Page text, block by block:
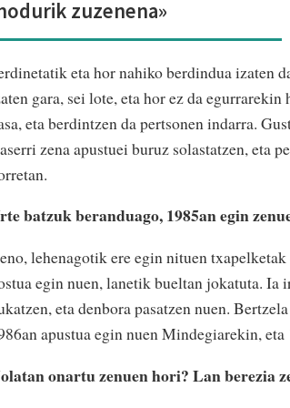
zuzenena»
eta hor nahiko berdindua izaten
gara, sei lote, eta hor ez da
eta berdintzen da pertsonen indarra.
zena apustuei buruz solastatzen, eta
batzuk beranduago, 1985an egin
lehenagotik ere egin nituen
egin nuen, lanetik bueltan jokatuta. Ia
eta denbora pasatzen nuen.
apustua egin nuen Mindegiarekin,
onartu zenuen hori? Lan berezia